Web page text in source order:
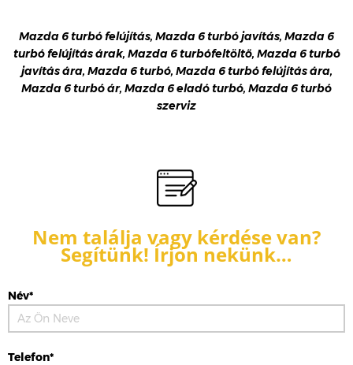
Mazda 6 turbó felújítás, Mazda 6 turbó javítás, Mazda 6
turbó felújítás árak, Mazda 6 turbófeltöltő, Mazda 6 turbó
javítás ára, Mazda 6 turbó, Mazda 6 turbó felújítás ára,
Mazda 6 turbó ár, Mazda 6 eladó turbó, Mazda 6 turbó
szerviz
Nem találja vagy kérdése van?
Segítünk! Írjon nekünk…
Név*
Telefon*